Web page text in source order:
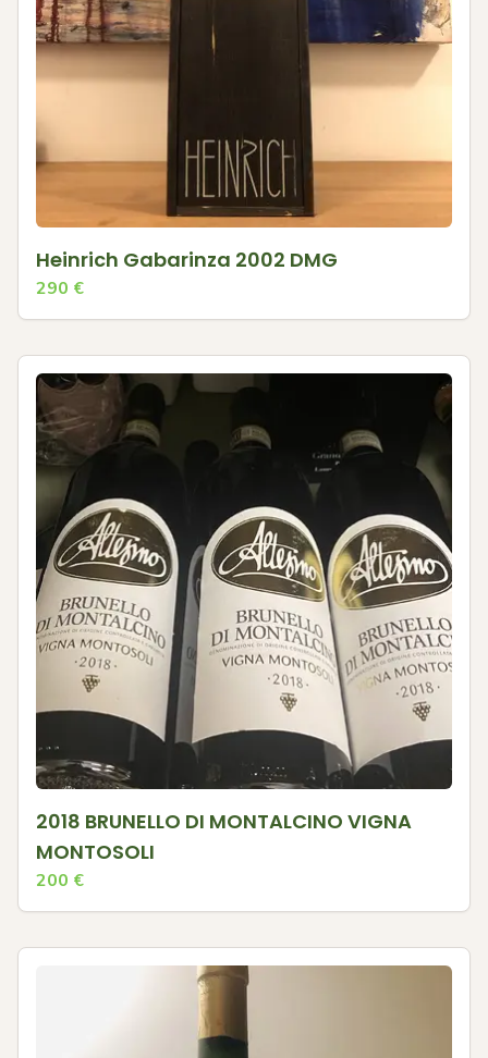
Heinrich Gabarinza 2002 DMG
290 €
2018 BRUNELLO DI MONTALCINO VIGNA
MONTOSOLI
200 €